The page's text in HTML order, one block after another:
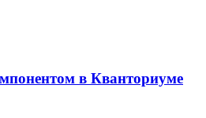
в Кванториуме